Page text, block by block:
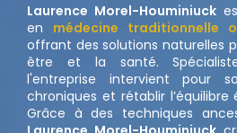
Laurence Morel-Houminiuck
en médecine traditionnelle
offrant des solutions naturelles
être et la santé.
l'entreprise intervient pour
chroniques et rétablir
Grâce à des techniques